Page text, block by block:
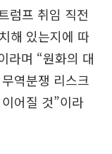
럼프 취임 직전
해 있는지에 따
라며 “원화의 대
역분쟁 리스크
어질 것”이라